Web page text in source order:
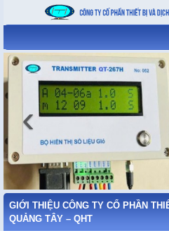
‹
GIỚI THIỆU CÔNG TY CỔ PHẦN
QUẢNG TÂY – QHT